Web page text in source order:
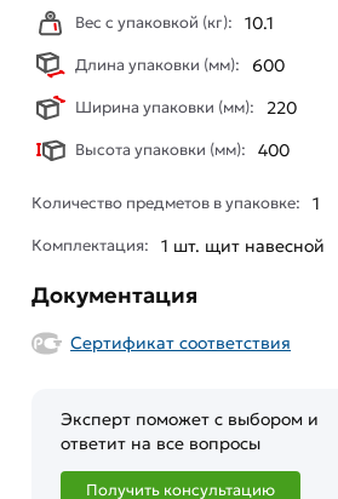
Вес с упаковкой (кг): 10.1
Длина упаковки (мм): 600
Ширина упаковки (мм): 220
Высота упаковки (мм): 400
Количество предметов в упаковке: 1
Комплектация: 1 шт. щит навесной
Документация
Сертификат соответствия
Эксперт поможет с выбором и
ответит на все вопросы
Получить консультацию